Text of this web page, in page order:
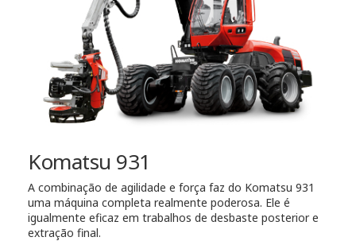
Komatsu 931
A combinação de agilidade e força faz do Komatsu 931
uma máquina completa realmente poderosa. Ele é
igualmente eficaz em trabalhos de desbaste posterior e
extração final.